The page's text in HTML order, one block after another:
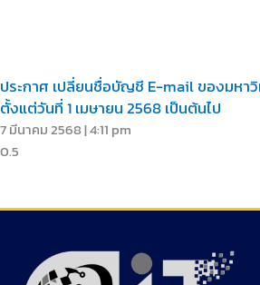
ประกาศ เปลี่ยนชื่อบัญชี E-mail ของมหา
ตั้งแต่วันที่ 1 เมษายน 2568 เป็นต้นไป
7 มีนาคม 2568 4:11 pm